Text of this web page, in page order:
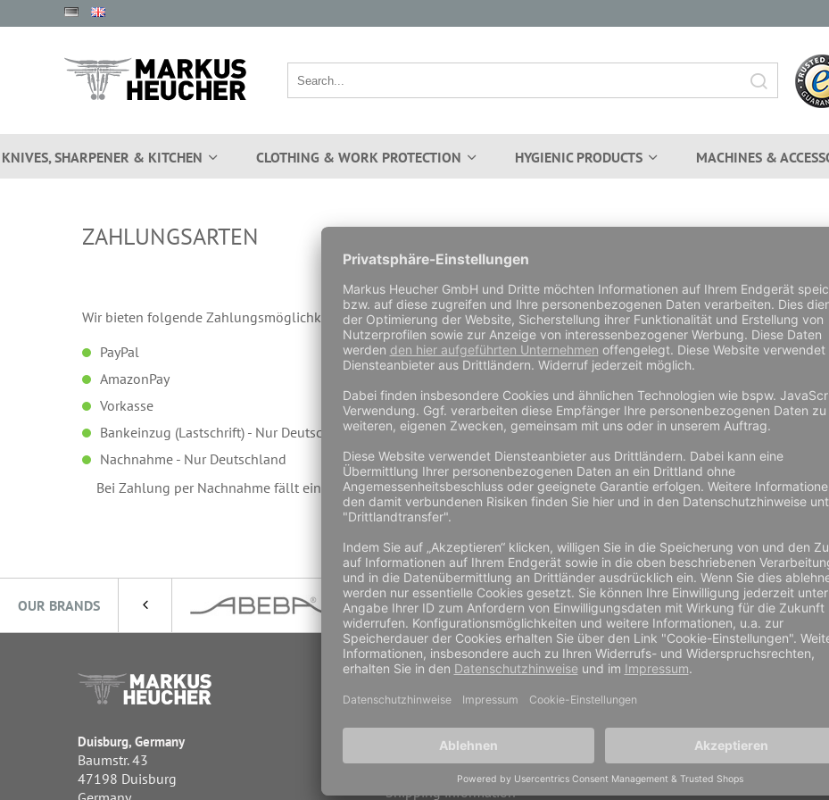
KNIVES, SHARPENER & KITCHEN CLOTHING & WORK PROTECTION HYGIENIC PRODUCTS MACHINES &
ZAHLUNGSARTEN
Wir bieten folgende Zahlungsmöglichkeitenfür Privatkunden an:
PayPal
AmazonPay
Vorkasse
Bankeinzug (Lastschrift) - Nur Deutschland, Schweiz, Österreich
Nachnahme - Nur Deutschland
Bei Zahlung per Nachnahme fällt ein einheitliches Entgelt in Höhe von 7 EUR (inkl. MwSt) zusätzlich zu den
OUR BRANDS
Duisburg, Germany
Baumstr. 43
47198 Duisburg
Privacy
Cancellation policy
Delivery methods
Shipping information
My account
Contact us
Career